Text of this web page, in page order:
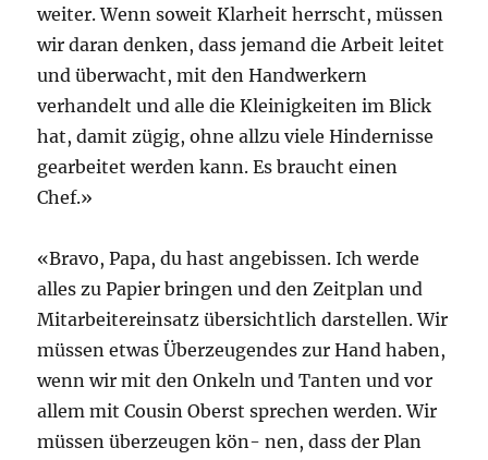
weiter. Wenn soweit Klarheit herrscht, müssen
wir daran denken, dass jemand die Arbeit leitet
und überwacht, mit den Handwerkern
verhandelt und alle die Kleinigkeiten im Blick
hat, damit zügig, ohne allzu viele Hindernisse
gearbeitet werden kann. Es braucht einen
Chef.»
«Bravo, Papa, du hast angebissen. Ich werde
alles zu Papier bringen und den Zeitplan und
Mitarbeitereinsatz übersichtlich darstellen. Wir
müssen etwas Überzeugendes zur Hand haben,
wenn wir mit den Onkeln und Tanten und vor
allem mit Cousin Oberst sprechen werden. Wir
müssen überzeugen kön- nen, dass der Plan